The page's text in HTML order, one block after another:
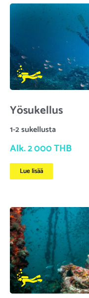
Yösukellus
1-2 sukellusta
Alk. 2 000 THB
Lue lisää